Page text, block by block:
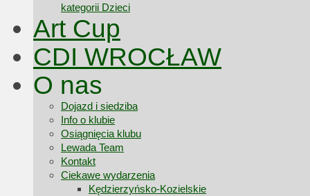
kategorii Dzieci
Art Cup
CDI WROCŁAW
O nas
Dojazd i siedziba
Info o klubie
Osiągnięcia klubu
Lewada Team
Kontakt
Ciekawe wydarzenia
Kędzierzyńsko-Kozielskie